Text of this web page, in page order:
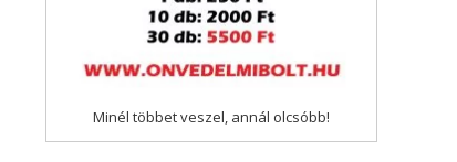
Minél többet veszel, annál olcsóbb!